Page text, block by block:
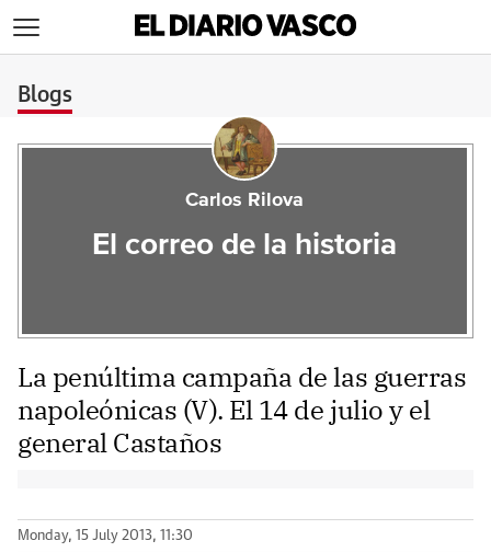
Blogs
Carlos Rilova
El correo de la historia
La penúltima campaña de las guerras
napoleónicas (V). El 14 de julio y el
general Castaños
Monday, 15 July 2013, 11:30